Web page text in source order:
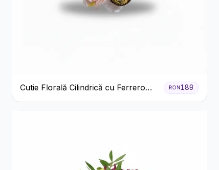
Cutie Florală Cilindrică cu Ferrero
Rocher și Trandafiri Pastel
RON189